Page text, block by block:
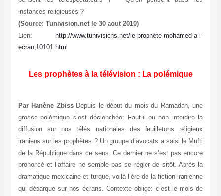
instances religieuses ?
(Source: Tunivision.net le 30 aout 2010)
Lien:
http://www.tunivisions.net/le-prophete-mohamed-a-l-
ecran,10101.html
Les prophètes à la télévision : La polémique
Par Hanène ZbissDepuis le début du mois du Ramadan, une
grosse polémique s’est déclenchée: Faut-il ou non interdire la
diffusion sur nos télés nationales des feuilletons religieux
iraniens sur les prophètes ? Un groupe d’avocats a saisi le Mufti
de la République dans ce sens. Ce dernier ne s’est pas encore
prononcé et l’affaire ne semble pas se régler de sitôt. Après la
dramatique mexicaine et turque, voilà l’ère de la fiction iranienne
qui débarque sur nos écrans. Contexte oblige: c’est le mois de